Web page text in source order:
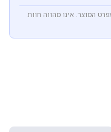
המוצר. אינו מהווה חוות